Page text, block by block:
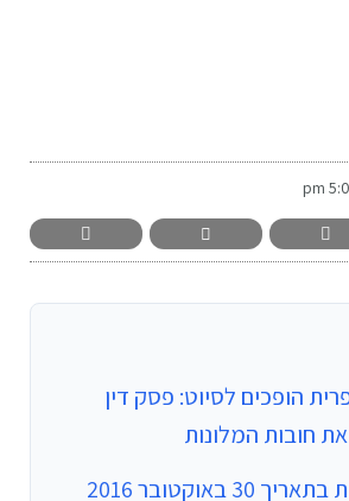
5:00
הופכים לסיוט: פסק דין
חובות המלונות
באוקטובר 2016